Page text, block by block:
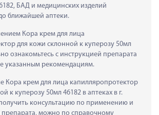
БАД и медицинских изделий
ближайшей аптеки.
Кора крем для лица
для кожи склонной к куперозу 50мл
ознакомьтесь с инструкцией препарата
указанным рекомендациям.
Кора крем для лица капилляропротектор
к куперозу 50мл 46182 в аптеках в г.
консультацию по применению и
препарата, можно по справочному